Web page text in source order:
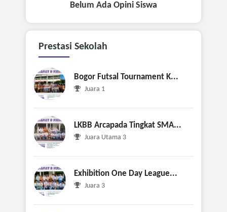
Belum Ada Opini Siswa
Prestasi Sekolah
Bogor Futsal Tournament K...
Juara 1
LKBB Arcapada Tingkat SMA...
Juara Utama 3
Exhibition One Day League...
Juara 3